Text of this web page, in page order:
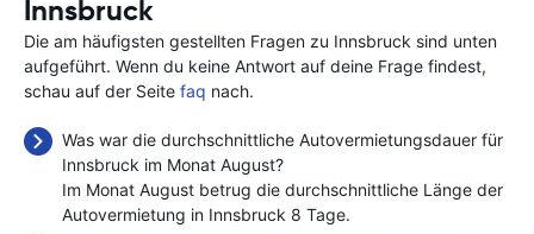
Innsbruck
Die am häufigsten gestellten Fragen zu Innsbruck sind unten
aufgeführt. Wenn du keine Antwort auf deine Frage findest,
schau auf der Seite faq nach.
Was war die durchschnittliche Autovermietungsdauer für
Innsbruck im Monat August?
Im Monat August betrug die durchschnittliche Länge der
Autovermietung in Innsbruck 8 Tage.